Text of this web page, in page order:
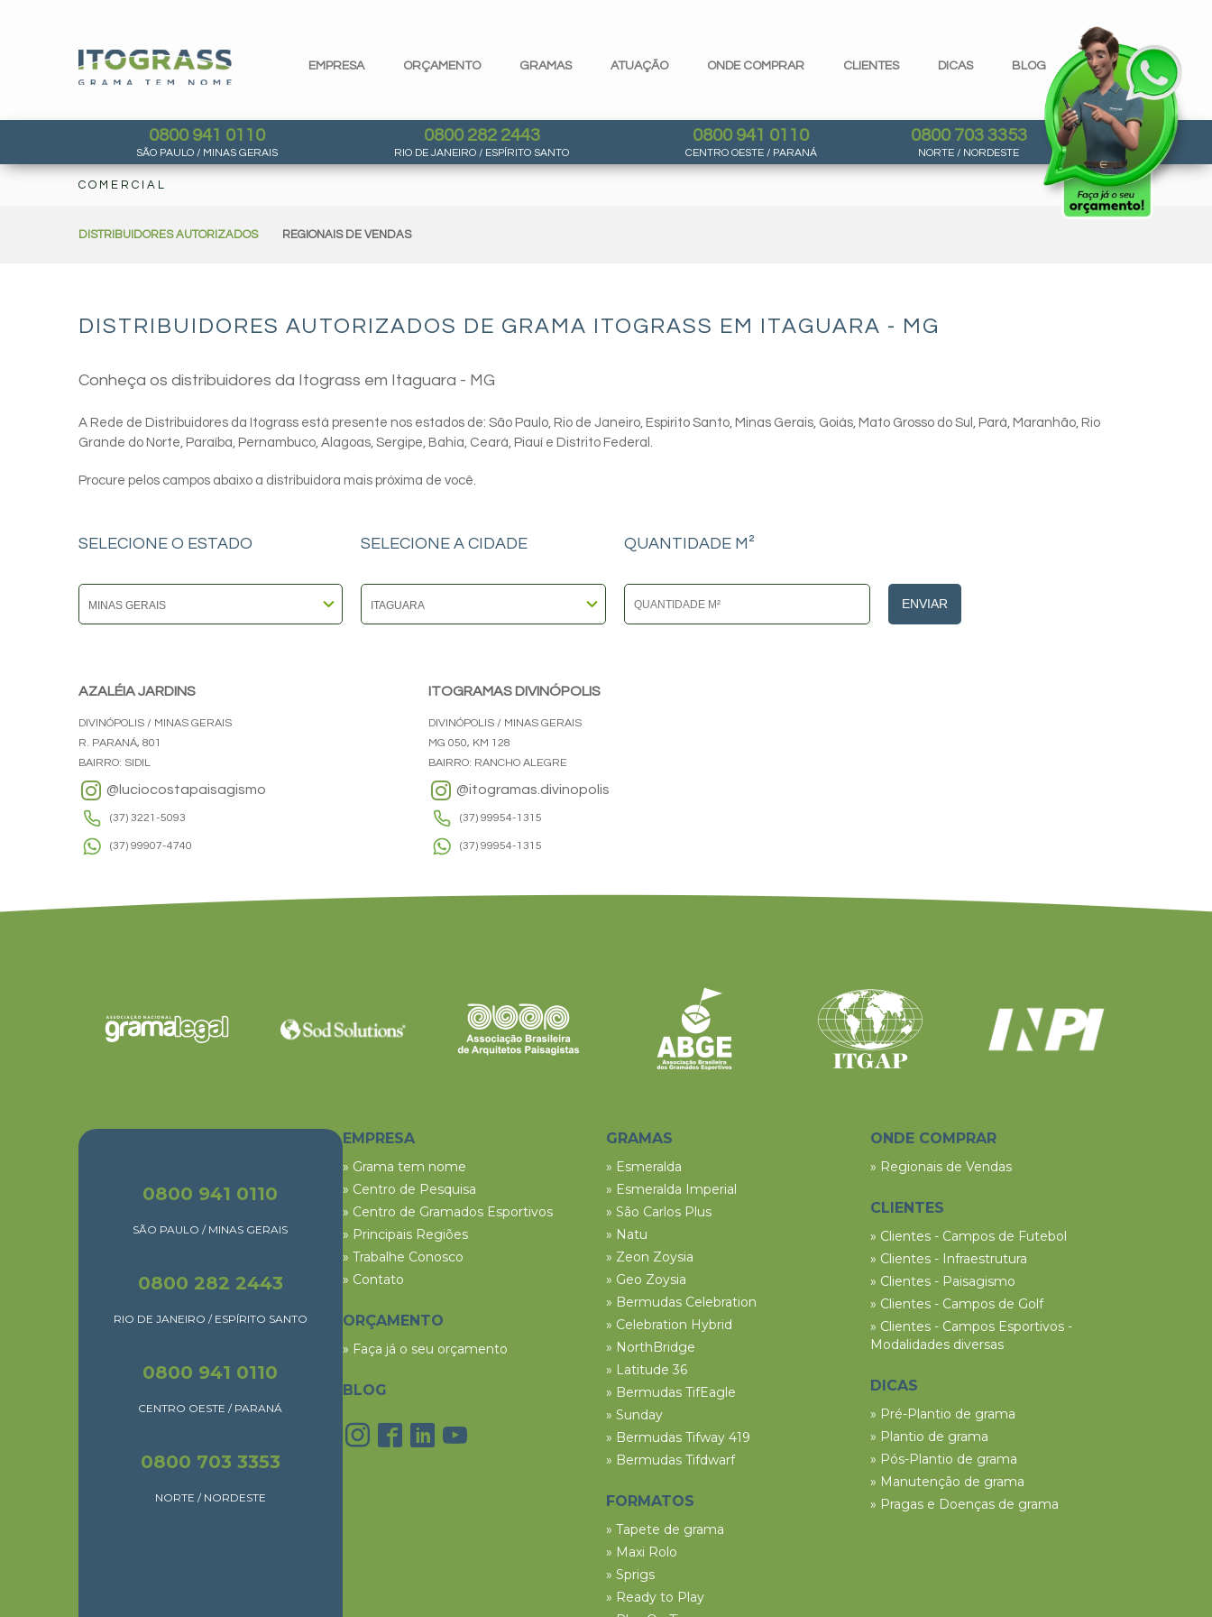
EMPRESA ORÇAMENTO GRAMAS ATUAÇÃO ONDE COMPRAR CLIENTES DICAS BLOG
0800 941 0110
SÃO PAULO / MINAS GERAIS
0800 282 2443
RIO DE JANEIRO / ESPÍRITO SANTO
0800 941 0110
CENTRO OESTE / PARANÁ
0800 703 3353
NORTE / NORDESTE
COMERCIAL
DISTRIBUIDORES AUTORIZADOS REGIONAIS DE VENDAS
DISTRIBUIDORES AUTORIZADOS DE GRAMA ITOGRASS EM ITAGUARA - MG
Conheça os distribuidores da Itograss em Itaguara - MG
A Rede de Distribuidores da Itograss está presente nos estados de: São Paulo, Rio de Janeiro, Espirito Santo, Minas Gerais, Goiás, Mato Grosso do Sul, Pará, Maranhão, Rio
Grande do Norte, Paraíba, Pernambuco, Alagoas, Sergipe, Bahia, Ceará, Piauí e Distrito Federal.
Procure pelos campos abaixo a distribuidora mais próxima de você.
SELECIONE O ESTADO SELECIONE A CIDADE QUANTIDADE M²
ENVIAR
AZALÉIA JARDINS
DIVINÓPOLIS / MINAS GERAIS
R. PARANÁ, 801
BAIRRO: SIDIL
@luciocostapaisagismo
(37) 3221-5093
(37) 99907-4740
ITOGRAMAS DIVINÓPOLIS
DIVINÓPOLIS / MINAS GERAIS
MG 050, KM 128
BAIRRO: RANCHO ALEGRE
@itogramas.divinopolis
(37) 99954-1315
(37) 99954-1315
0800 941 0110
SÃO PAULO / MINAS GERAIS
0800 282 2443
RIO DE JANEIRO / ESPÍRITO SANTO
0800 941 0110
CENTRO OESTE / PARANÁ
0800 703 3353
NORTE / NORDESTE
EMPRESA
» Grama tem nome
» Centro de Pesquisa
» Centro de Gramados Esportivos
» Principais Regiões
» Trabalhe Conosco
» Contato
ORÇAMENTO
» Faça já o seu orçamento
BLOG
GRAMAS
» Esmeralda
» Esmeralda Imperial
» São Carlos Plus
» Natu
» Zeon Zoysia
» Geo Zoysia
» Bermudas Celebration
» Celebration Hybrid
» NorthBridge
» Latitude 36
» Bermudas TifEagle
» Sunday
» Bermudas Tifway 419
» Bermudas Tifdwarf
FORMATOS
» Tapete de grama
» Maxi Rolo
» Sprigs
» Ready to Play
ONDE COMPRAR
» Regionais de Vendas
CLIENTES
» Clientes - Campos de Futebol
» Clientes - Infraestrutura
» Clientes - Paisagismo
» Clientes - Campos de Golf
» Clientes - Campos Esportivos -
Modalidades diversas
DICAS
» Pré-Plantio de grama
» Plantio de grama
» Pós-Plantio de grama
» Manutenção de grama
» Pragas e Doenças de grama